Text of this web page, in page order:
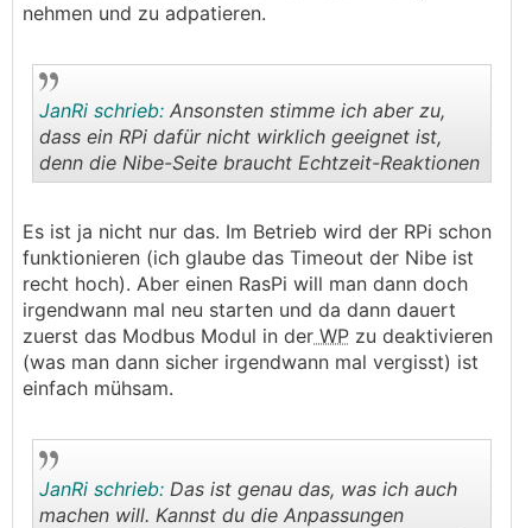
nehmen und zu adpatieren.
JanRi schrieb: Ansonsten stimme ich aber zu,
dass ein RPi dafür nicht wirklich geeignet ist,
denn die Nibe-Seite braucht Echtzeit-Reaktionen
Es ist ja nicht nur das. Im Betrieb wird der RPi schon
funktionieren (ich glaube das Timeout der Nibe ist
recht hoch). Aber einen RasPi will man dann doch
irgendwann mal neu starten und da dann dauert
zuerst das Modbus Modul in der WP zu deaktivieren
(was man dann sicher irgendwann mal vergisst) ist
einfach mühsam.
JanRi schrieb: Das ist genau das, was ich auch
machen will. Kannst du die Anpassungen